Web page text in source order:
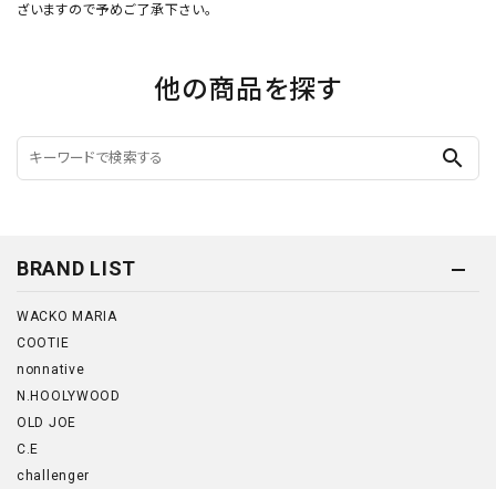
ざいますので予めご了承下さい。
他の商品を探す
search
BRAND LIST
WACKO MARIA
COOTIE
nonnative
N.HOOLYWOOD
OLD JOE
C.E
challenger